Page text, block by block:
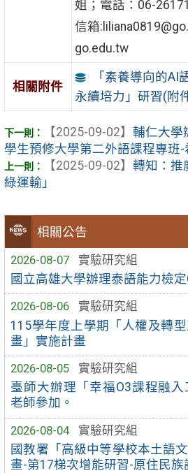
相關公告
2026-08-07
實驗研究組
國立高雄大學辦理泰語能力檢定
2026-08-06
實驗研究組
115學年度上學期「人權及轉
畫」實施計畫
2026-08-05
實驗研究組
臺師大辦理「幸福O3課程融
老師參加。
2026-08-04
實驗研究組
國教署「高級中等學校本土語
畫-第17梯次增能研習-原住民族
姐；電話：06-
信箱
go.edu.tw
相關附件
「素養導向的AI
永續培力」研習(附
【2025-09-02】 輔仁大學
學生預修大學第二外語課程專班-
【2025-09-02】 轉知：推
綠運輸」